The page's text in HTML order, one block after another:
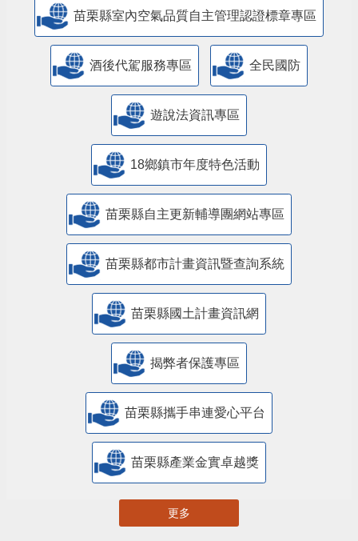
苗栗縣室內空氣品質自主管理認證標章專區
酒後代駕服務專區 全民國防
遊說法資訊專區
18鄉鎮市年度特色活動
苗栗縣自主更新輔導團網站專區
苗栗縣都市計畫資訊暨查詢系統
苗栗縣國土計畫資訊網
揭弊者保護專區
苗栗縣攜手串連愛心平台
苗栗縣產業金實卓越獎
更多